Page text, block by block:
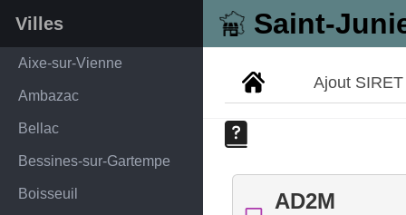
Saint-
Villes
Aixe-sur-Vienne
Ambazac
Bellac
Bessines-sur-Gartempe
Boisseuil
Ajout SIRET
AD2M